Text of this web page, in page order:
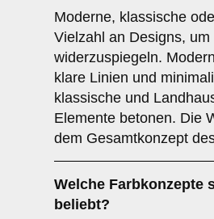
Moderne, klassische
Vielzahl an Designs,
widerzuspiegeln.
klare Linien und
klassische und
Elemente betonen. Die
dem Gesamtkonzept
Welche Farbkonzepte
beliebt?